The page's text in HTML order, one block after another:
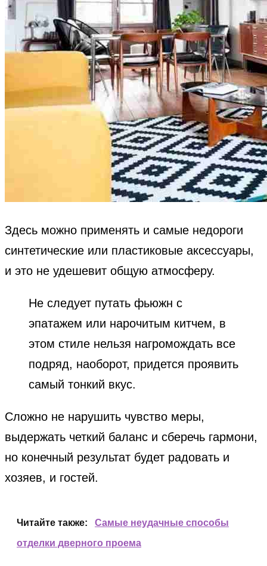
Здесь можно применять и самые недороги
синтетические или пластиковые аксессуары,
и это не удешевит общую атмосферу.
Не следует путать фьюжн с
эпатажем или нарочитым китчем, в
этом стиле нельзя нагромождать все
подряд, наоборот, придется проявить
самый тонкий вкус.
Сложно не нарушить чувство меры,
выдержать четкий баланс и сберечь гармони,
но конечный результат будет радовать и
хозяев, и гостей.
Читайте также:
Самые неудачные способы
отделки дверного проема